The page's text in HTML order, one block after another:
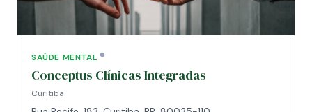
SAÚDE MENTAL
Conceptus Clínicas Integradas
Curitiba